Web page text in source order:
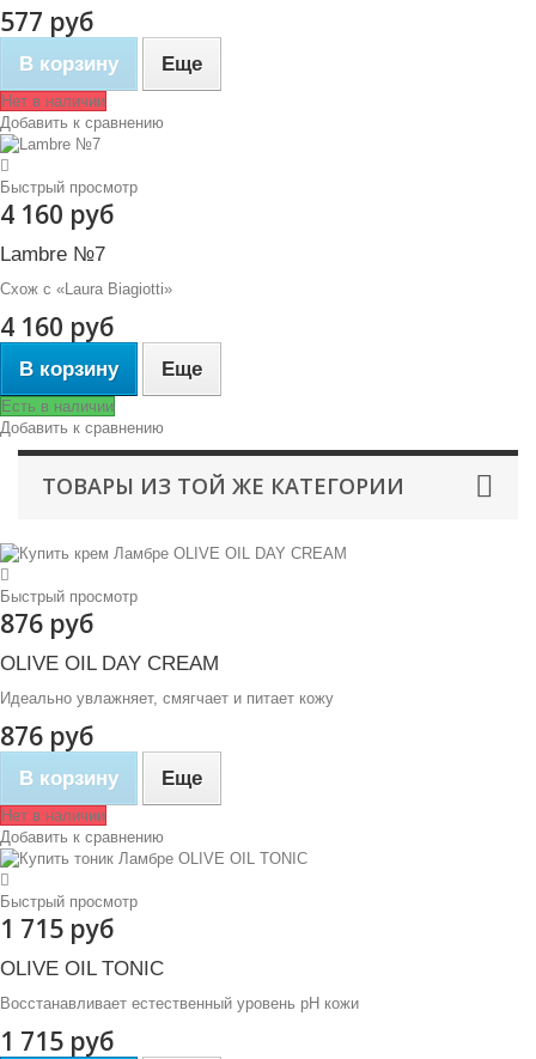
577 руб
В корзину Еще
Нет в наличии
Добавить к сравнению
Быстрый просмотр
4 160 руб
Lambre №7
Схож с «Laura Biagiotti»
4 160 руб
В корзину Еще
Есть в наличии
Добавить к сравнению
ТОВАРЫ ИЗ ТОЙ ЖЕ КАТЕГОРИИ
Быстрый просмотр
876 руб
OLIVE OIL DAY CREAM
Идеально увлажняет, смягчает и питает кожу
876 руб
В корзину Еще
Нет в наличии
Добавить к сравнению
Быстрый просмотр
1 715 руб
OLIVE OIL TONIC
Восстанавливает естественный уровень рН кожи
1 715 руб